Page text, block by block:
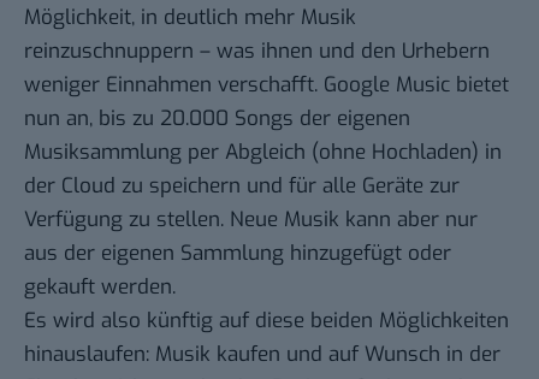
Möglichkeit, in deutlich mehr Musik
reinzuschnuppern – was ihnen und den Urhebern
weniger Einnahmen verschafft. Google Music bietet
nun an, bis zu 20.000 Songs der eigenen
Musiksammlung per Abgleich (ohne Hochladen) in
der Cloud zu speichern und für alle Geräte zur
Verfügung zu stellen. Neue Musik kann aber nur
aus der eigenen Sammlung hinzugefügt oder
gekauft werden.
Es wird also künftig auf diese beiden Möglichkeiten
hinauslaufen: Musik kaufen und auf Wunsch in der